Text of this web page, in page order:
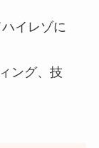
イレゾに
ング、技